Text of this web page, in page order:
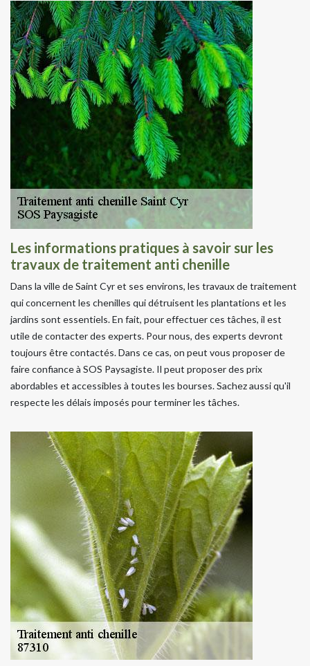
Les informations pratiques à savoir sur les
travaux de traitement anti chenille
Dans la ville de Saint Cyr et ses environs, les travaux de traitement
qui concernent les chenilles qui détruisent les plantations et les
jardins sont essentiels. En fait, pour effectuer ces tâches, il est
utile de contacter des experts. Pour nous, des experts devront
toujours être contactés. Dans ce cas, on peut vous proposer de
faire confiance à SOS Paysagiste. Il peut proposer des prix
abordables et accessibles à toutes les bourses. Sachez aussi qu'il
respecte les délais imposés pour terminer les tâches.